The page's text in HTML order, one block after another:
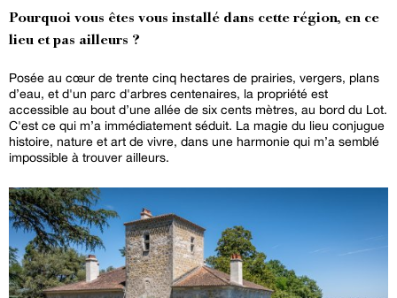
Pourquoi vous êtes vous installé dans cette région, en ce
lieu et pas ailleurs ?
Posée au cœur de trente cinq hectares de prairies, vergers, plans
d’eau, et d'un parc d'arbres centenaires, la propriété est
accessible au bout d’une allée de six cents mètres, au bord du Lot.
C'est ce qui m’a immédiatement séduit. La magie du lieu conjugue
histoire, nature et art de vivre, dans une harmonie qui m’a semblé
impossible à trouver ailleurs.